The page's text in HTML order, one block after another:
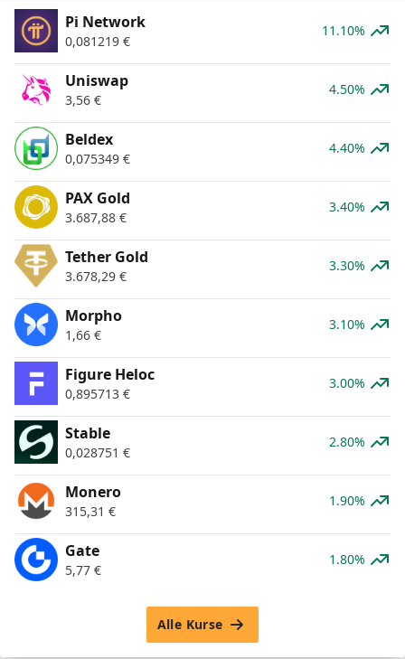
Pi Network
0,081219 €
11.10%
Uniswap
3,56 €
4.50%
Beldex
0,075349 €
4.40%
PAX Gold
3.687,88 €
3.40%
Tether Gold
3.678,29 €
3.30%
Morpho
1,66 €
3.10%
Figure Heloc
0,895713 €
3.00%
​​Stable
0,028751 €
2.80%
Monero
315,31 €
1.90%
Gate
5,77 €
1.80%
Alle Kurse